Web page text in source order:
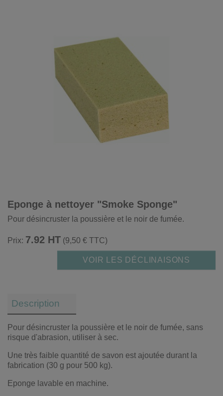
Eponge à nettoyer "Smoke Sponge"
Pour désincruster la poussière et le noir de fumée.
Prix: 7.92 HT (9,50 € TTC)
VOIR LES DÉCLINAISONS
Description
Pour désincruster la poussière et le noir de fumée, sans
risque d'abrasion, utiliser à sec.
Une très faible quantité de savon est ajoutée durant la
fabrication (30 g pour 500 kg).
Eponge lavable en machine.